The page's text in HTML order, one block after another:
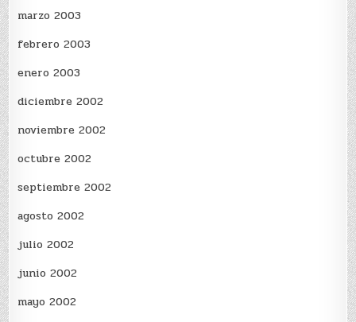
marzo 2003
febrero 2003
enero 2003
diciembre 2002
noviembre 2002
octubre 2002
septiembre 2002
agosto 2002
julio 2002
junio 2002
mayo 2002